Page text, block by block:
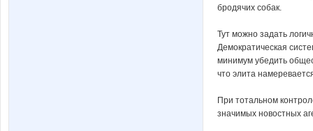
бродячих собак.
Тут можно задать
Демократическая
минимум убедить
что элита
При тотальном
значимых новостных